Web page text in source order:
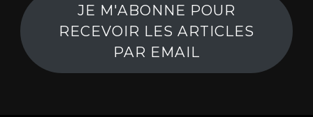
JE M'ABONNE POUR
RECEVOIR LES ARTICLES
PAR EMAIL